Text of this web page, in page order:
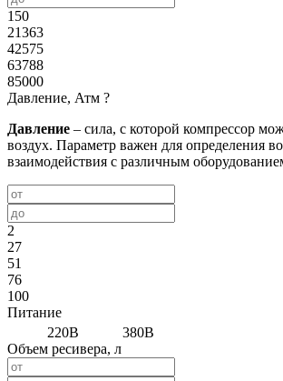
150
21363
42575
63788
85000
Давление, Атм ?
Давление – сила, с которой компрессор
воздух. Параметр важен для определения
взаимодействия с различным
2
27
51
76
100
Питание
220В
380В
Объем ресивера, л